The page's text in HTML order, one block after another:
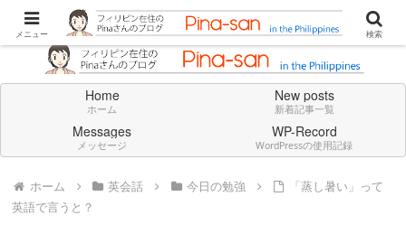
Don't think deeply. Feel always in English.
Home
ホーム
New posts
新着記事一覧
Messages
メッセージ
WP-Record
WordPressの使用記録
ホーム 英会話 今日の勉強
「蒸し暑い」って
英語で言うと？
メニュー 検索